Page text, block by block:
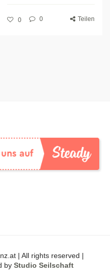
0 0 Teilen
| All rights reserved |
by Studio Seilschaft